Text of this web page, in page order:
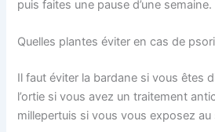
puis faites une pause d’une semaine.
Quelles plantes éviter en cas de
Il faut éviter la bardane si vous êtes
l’ortie si vous avez un traitement
millepertuis si vous vous exposez au